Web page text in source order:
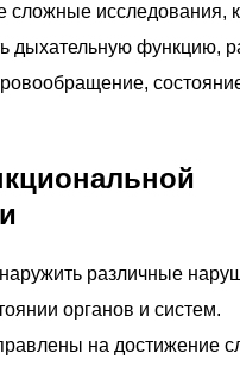
сложные исследования,
дыхательную функцию,
различные
органов и систем.
на достижение